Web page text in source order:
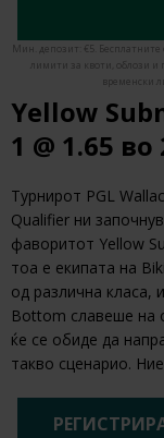
Мин. депозит: €5. Бесплатните
лимити за квоти, облози и
временски
Yellow
1 @ 1.65
Турнирот PGL
Qualifier ни
фаворитот Yellow
тоа е екипата на
од различна
Bottom славеше на
ќе се обиде да
такво сценарио.